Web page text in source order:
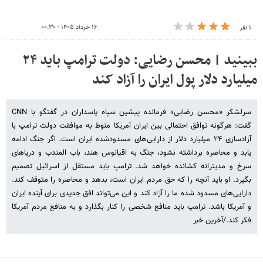
۱ نفر ۱۶ خرداد ۱۴۰۵ - ۰۰:۳۰
ببینید | محسن رضایی: دولت ترامپ باید ۲۴
میلیارد دلار پول ایران را آزاد کند
سرلشکر «محسن رضایی» فرمانده پیشین سپاه پاسداران در گفتگو با CNN
گفت: هرگونه توافق احتمالی بین ایران آمریکا منوط به موافقت دولت ترامپ با
آزادسازی ۲۴ میلیارد دلار از دارایی‌های مسدودشده ایران است. اگر جنگ ادامه
یابد و محاصره برداشته نشود، جنگ به اقیانوس هند، باب المندب و دریاهای
سرخ و مدیترانه کشانده خواهد شد. ترامپ باید مستقل از اسرائیل تصمیم
بگیرد. او باید آنچه را که حق مردم ایران است، بدهد و محاصره را متوقف کند.
دارایی‌های مسدود شده ما را آزاد کند و این می‌تواند افق جدیدی برای آینده ایران
و آمریکا باشد. ترامپ باید منافع شخصی را کنار بگذارد و به منافع مردم آمریکا
فکر کند./آخرین خبر